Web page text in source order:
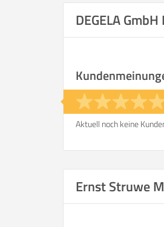
DEGELA
Aktuell noch keine
Ernst Struwe